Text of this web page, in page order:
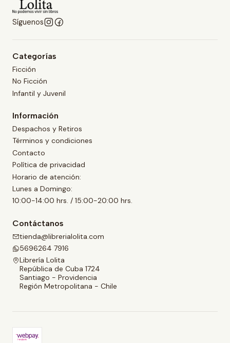
Síguenos
Categorías
Ficción
No Ficción
Infantil y Juvenil
Información
Despachos y Retiros
Términos y condiciones
Contacto
Política de privacidad
Horario de atención:
Lunes a Domingo:
10:00-14:00 hrs. / 15:00-20:00 hrs.
Contáctanos
tienda@librerialolita.com
5696264 7916
Librería Lolita
República de Cuba 1724
Santiago - Providencia
Región Metropolitana - Chile